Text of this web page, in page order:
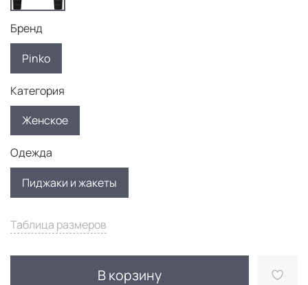
Таблица размеров
В корзину
Бренд
Pinko
Категория
Женское
Одежда
Пиджаки и жакеты